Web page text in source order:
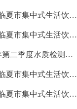
算
信息公开
开标准化规范化
2026年7月份临夏市集中式生活饮用水水质监督监测结果公示
2026年6月份临夏市集中式生活饮用水水质监督监测结果公示
临夏市2026年第二季度水质检测结果公示
2026年5月份临夏市集中式生活饮用水水质监督监测结果公示
2026年4月份临夏市集中式生活饮用水水质监督监测结果公示